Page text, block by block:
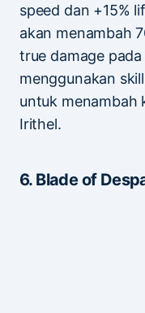
speed dan +15%
akan menambah
true damage
menggunakan
untuk menambah
Irithel.
6. Blade of